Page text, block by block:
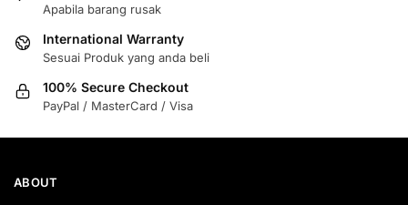
Apabila barang rusak
International Warranty
Sesuai Produk yang anda beli
100% Secure Checkout
PayPal / MasterCard / Visa
ABOUT